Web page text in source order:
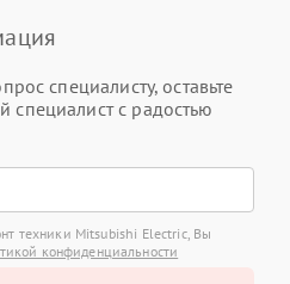
специалисту, оставьте
с радостью
техники Mitsubishi Electric, Вы
конфиденциальности